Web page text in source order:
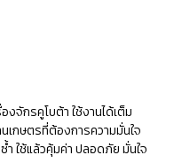
งจักรคูโบต้า ใช้งานได้เต็ม
เกษตรที่ต้องการความมั่นใจ
ใช้แล้วคุ้มค่า ปลอดภัย มั่นใจ